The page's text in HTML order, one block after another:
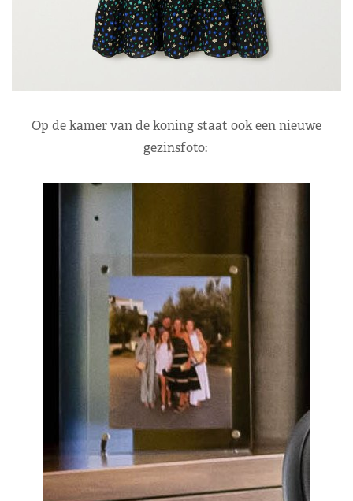
Op de kamer van de koning staat ook een nieuwe
gezinsfoto: